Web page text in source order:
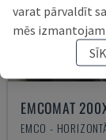
EMCOMAT
EMCO -
varat pārvaldīt
mēs